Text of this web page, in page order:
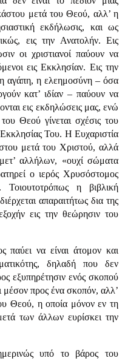
μετά του Θεού, αλλ’ η
εκδήλωσις, και ως
εις την Ανατολήν. Εις
οι χριστιανοί παύουν να
εις Εκκλησίαν. Εις την
η αγάπη, η ελεημοσύνη – όσα
κατ’ ιδίαν – παύουν να
εις εκδηλώσεις μας, ενώ
Θεού γίνεται σχέσις του
Του. Η Ευχαριστία
μετά του Χριστού, αλλά
αλλήλων, «ουχί σώματα
ο ιερός Χρυσόστομος
η βιβλική
απαραιτήτως δια της
εις την θεώρησιν του
να είναι άτομον και
δηλαδή που δεν
εξυπηρέτησιν ενός σκοπού
μέσον προς ένα σκοπόν, αλλ’
Θεού, η οποία μόνον εν τη
των άλλων ευρίσκει την
υπό το βάρος του